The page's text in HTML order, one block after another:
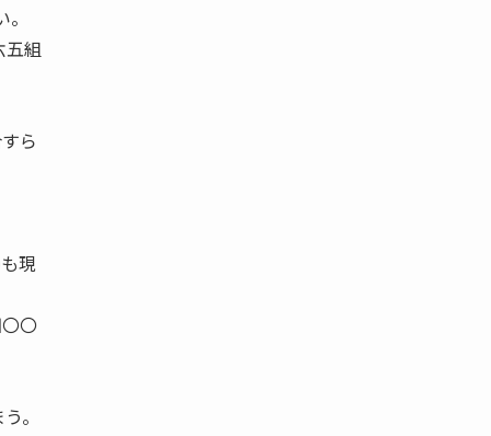
五組
ら
現
〇
。